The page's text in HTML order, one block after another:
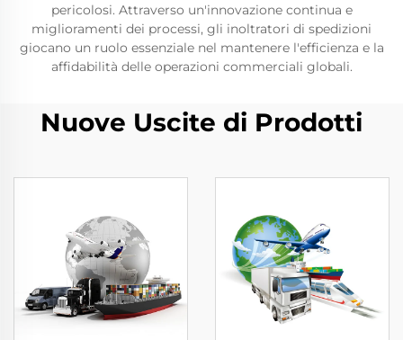
pericolosi. Attraverso un'innovazione continua e
miglioramenti dei processi, gli inoltratori di spedizioni
giocano un ruolo essenziale nel mantenere l'efficienza e la
affidabilità delle operazioni commerciali globali.
Nuove Uscite di Prodotti